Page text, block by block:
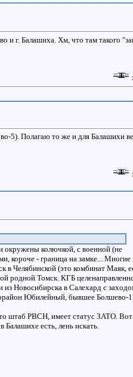
и г. Балашиха. Хм, что там такого
5). Полагаю то же и для Балашихи
окружены колючкой, с военной (не
короче - граница на замке... Многие
в Челябинской (это комбинат Маяк,
родной Томск. КГБ
Новосибирска в Салехард с
Юбилейный, бывшее Болшево-
штаб РВСН, имеет статус ЗАТО. Вот
есть, лень искать.